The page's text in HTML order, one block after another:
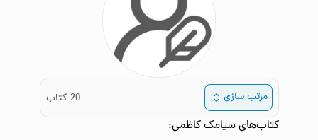
مرتب سازی 20 کتاب
کتاب‌هایسیامک کاظمی: